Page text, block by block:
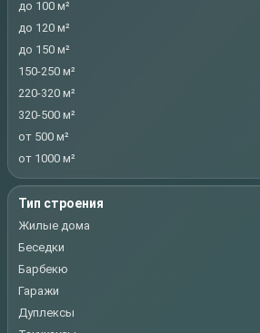
до 100 м²
до 120 м²
до 150 м²
150-250 м²
220-320 м²
320-500 м²
от 500 м²
от 1000 м²
Тип строения
Жилые дома
Беседки
Барбекю
Гаражи
Дуплексы